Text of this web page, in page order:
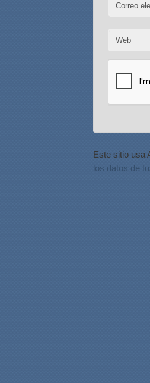
Correo
Web
Este sitio usa
los datos de